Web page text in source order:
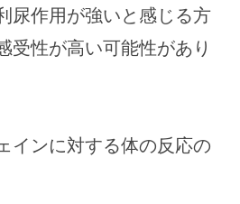
尿作用が強いと感じる方
受性が高い可能性があり
インに対する体の反応の